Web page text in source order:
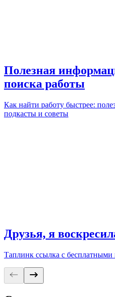
Полезная
поиска работы
Как найти работу быстрее:
подкасты и советы
Друзья, я
Таплинк ссылка с бесплатными